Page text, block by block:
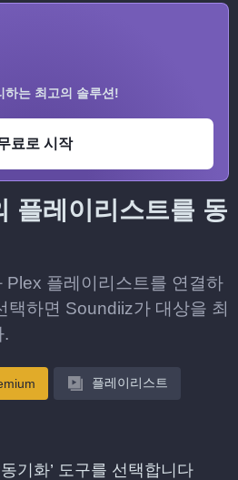
하는 최고의 솔루션!
료로 시작
플레이리스트를 동
Plex 플레이리스트를 연결하
택하면 Soundiiz가 대상을 최
.
플레이리스트
기화’ 도구를 선택합니다